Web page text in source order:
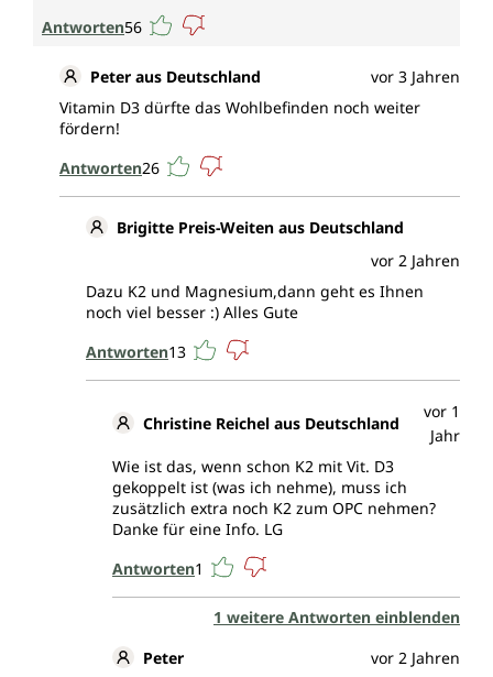
Antworten56
Peter aus Deutschland
vor 3 Jahren
Vitamin D3 dürfte das Wohlbefinden noch weiter
fördern!
Antworten26
Brigitte Preis-Weiten aus Deutschland
vor 2 Jahren
Dazu K2 und Magnesium,dann geht es Ihnen
noch viel besser :) Alles Gute
Antworten13
Christine Reichel aus Deutschland
vor 1
Jahr
Wie ist das, wenn schon K2 mit Vit. D3
gekoppelt ist (was ich nehme), muss ich
zusätzlich extra noch K2 zum OPC nehmen?
Danke für eine Info. LG
Antworten1
1 weitere Antworten einblenden
Peter
vor 2 Jahren